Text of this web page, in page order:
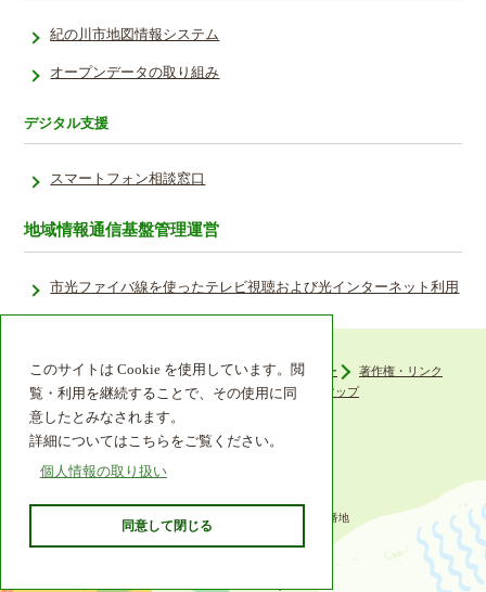
このサイトは Cookie を使用しています。閲
覧・利用を継続することで、その使用に同
意したとみなされます。
詳細についてはこちらをご覧ください。
個人情報の取り扱い
同意して閉じる
紀の川市地図情報システム
オープンデータの取り組み
デジタル支援
スマートフォン相談窓口
地域情報通信基盤管理運営
市光ファイバ線を使ったテレビ視聴および光インターネット利用
ウェブアクセシビリティ プライバシーポリシー
著作権・リンク
組織機構
リンク集 サイトマップ
〒649-6492 和歌山県紀の川市西大井338番地
TEL 0736-77-2511